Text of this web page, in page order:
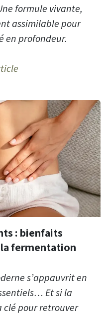
formule vivante,
assimilable pour
en profondeur.
: bienfaits
fermentation
s’appauvrit en
Et si la
pour retrouver